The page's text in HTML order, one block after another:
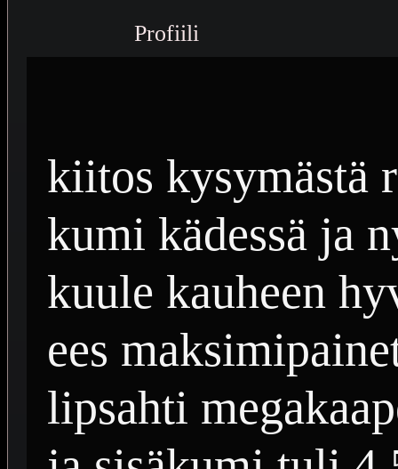
Profiili
kiitos kysymästä
kumi kädessä ja
kuule kauheen
ees
lipsahti